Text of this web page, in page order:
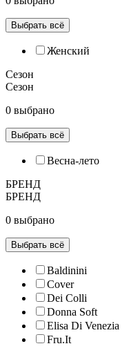
Выбрать всё
Женский
Сезон
Сезон
0 выбрано
Выбрать всё
Весна-лето
БРЕНД
БРЕНД
0 выбрано
Выбрать всё
Baldinini
Cover
Dei Colli
Donna Soft
Elisa Di Venezia
Fru.It